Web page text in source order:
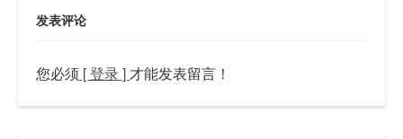
发表评论
您必须 [ 登录 ]才能发表留言！